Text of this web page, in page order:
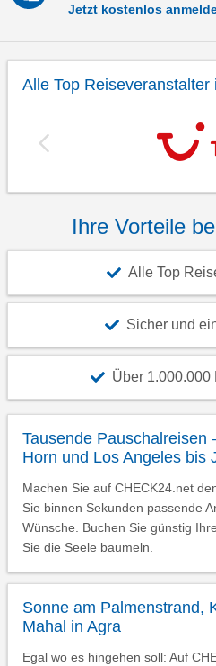
Jetzt kostenlos
Alle Top Reiseveranstalter
Ihre Vorteile
Alle Top
Sicher und
Über
Tausende Pauschalreisen
Horn und Los Angeles bis
Machen Sie auf CHECK24.net
Sie binnen Sekunden passende
Wünsche. Buchen Sie günstig
Sie die Seele baumeln.
Sonne am Palmenstrand,
Mahal in Agra
Egal wo es hingehen soll: Auf